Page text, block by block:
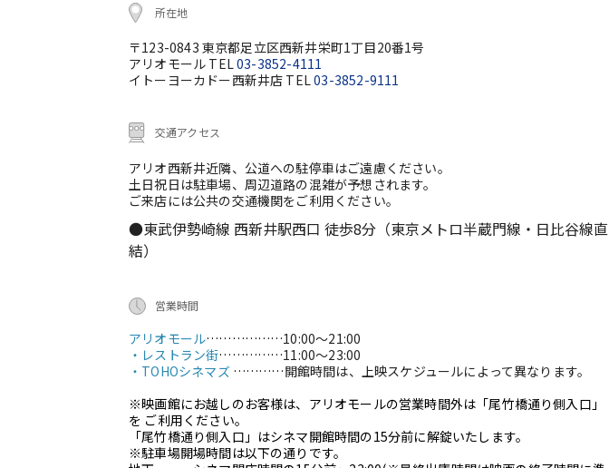
所在地
〒123-0843 東京都足立区西新井栄町1丁目20番1号
アリオモール TEL03-3852-4111
イトーヨーカドー西新井店 TEL03-3852-9111
交通アクセス
アリオ西新井近隣、公道への駐停車はご遠慮ください。
土日祝日は駐車場、周辺道路の混雑が予想されます。
ご来店には公共の交通機関をご利用ください。
●東武伊勢崎線 西新井駅西口 徒歩8分（東京メトロ半蔵門線・日比谷線直
結）
営業時間
アリオモール………………10:00～21:00
・レストラン街……………11:00～23:00
・TOHOシネマズ …………開館時間は、上映スケジュールによって異なります。
※映画館にお越しのお客様は、アリオモールの営業時間外は「尾竹橋通り側入口」
を ご利用ください。
「尾竹橋通り側入口」はシネマ開館時間の15分前に解錠いたします。
※駐車場開場時間は以下の通りです。